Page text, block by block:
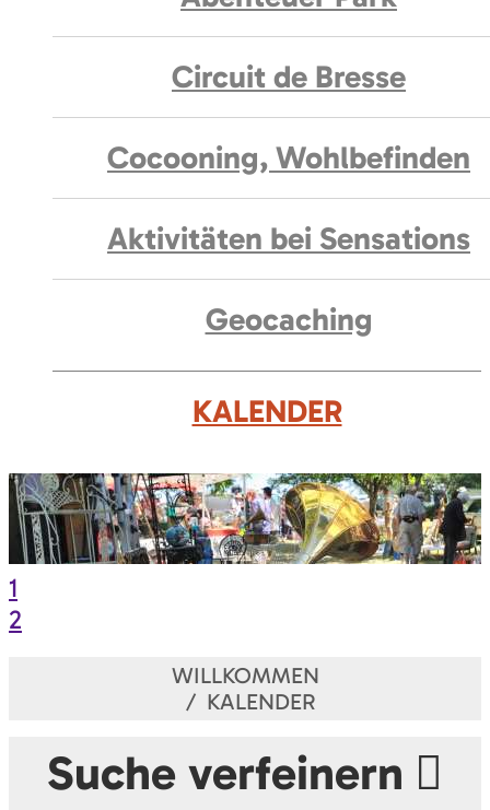
Circuit de Bresse
Cocooning, Wohlbefinden
Aktivitäten bei Sensations
Geocaching
KALENDER
1
2
WILLKOMMEN
KALENDER
Suche verfeinern